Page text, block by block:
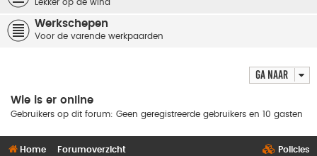
Lekker op de wind
Werkschepen
Voor de varende werkpaarden
Ga naar
Wie is er online
Gebruikers op dit forum: Geen geregistreerde gebruikers en 10 gasten
Home Forumoverzicht Policies